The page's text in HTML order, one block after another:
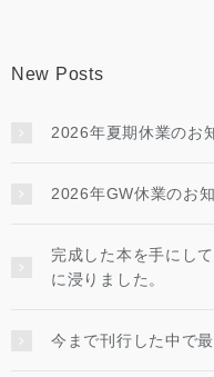
New Posts
2026年夏期休業のお
2026年GW休業のお
完成した本を手にし
に浸りました。
今まで刊行した中で